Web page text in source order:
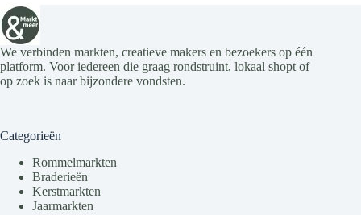
We verbinden markten, creatieve makers en bezoekers op één
platform. Voor iedereen die graag rondstruint, lokaal shopt of
op zoek is naar bijzondere vondsten.
Categorieën
Rommelmarkten
Braderieën
Kerstmarkten
Jaarmarkten